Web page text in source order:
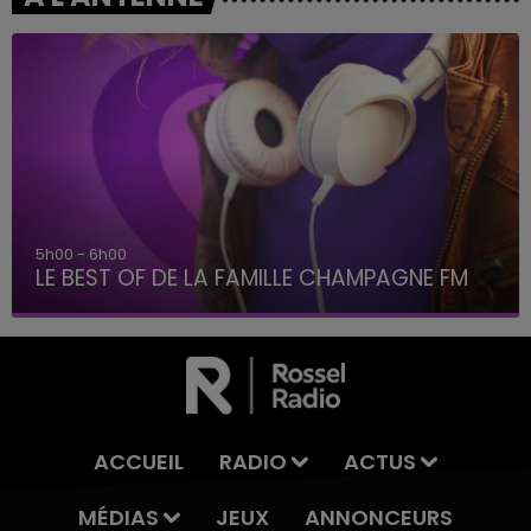
5h00 - 6h00
LE BEST OF DE LA FAMILLE CHAMPAGNE FM
ACCUEIL RADIO
ACTUS
MÉDIAS
JEUX ANNONCEURS